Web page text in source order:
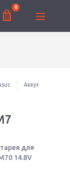
0
Аккумуляторы
для
14.8V